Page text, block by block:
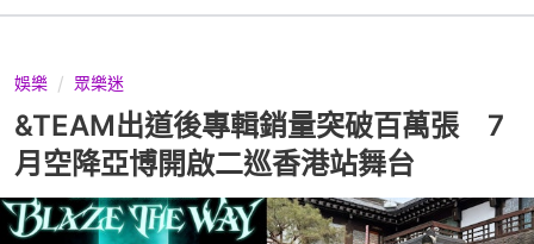
娛樂 眾樂迷
&TEAM出道後專輯銷量突破百萬張 7
月空降亞博開啟二巡香港站舞台